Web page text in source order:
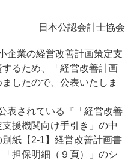
日本公認会計士協会
企業の経営改善計画策定支
るため、「経営改善計画
したので、公表いたしま
表されている『「経営改善
援機関向け手引き」の中
紙【2-1】経営改善計画書
担保明細（９頁）」のシ